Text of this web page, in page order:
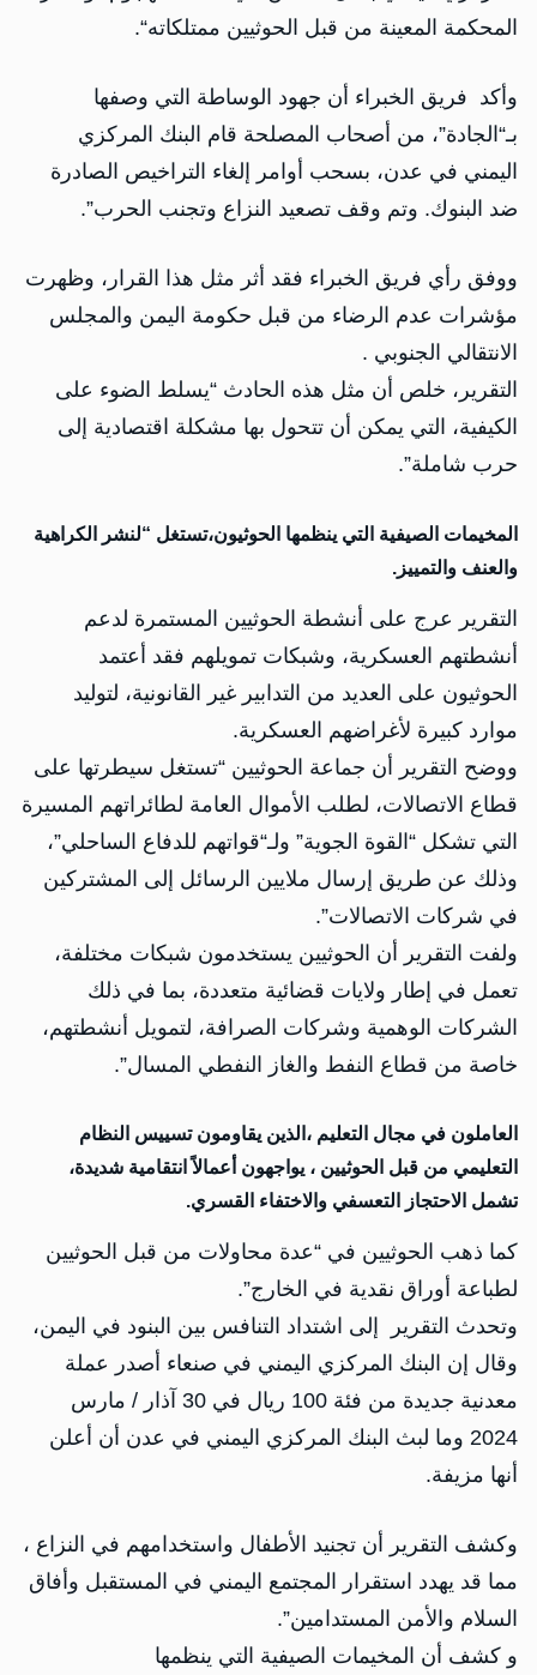
المحكمة المعينة من قبل الحوثيين ممتلكاته“.
وأكد فريق الخبراء أن جهود الوساطة التي وصفها
بـ“الجادة”، من أصحاب المصلحة قام البنك المركزي
اليمني في عدن، بسحب أوامر إلغاء التراخيص الصادرة
ضد البنوك. وتم وقف تصعيد النزاع وتجنب الحرب”.
ووفق رأي فريق الخبراء فقد أثر مثل هذا القرار، وظهرت
مؤشرات عدم الرضاء من قبل حكومة اليمن والمجلس
الانتقالي الجنوبي .
التقرير، خلص أن مثل هذه الحادث “يسلط الضوء على
الكيفية، التي يمكن أن تتحول بها مشكلة اقتصادية إلى
حرب شاملة”.
المخيمات الصيفية التي ينظمها الحوثيون،تستغل “لنشر الكراهية
والعنف والتمييز.
التقرير عرج على أنشطة الحوثيين المستمرة لدعم
أنشطتهم العسكرية، وشبكات تمويلهم فقد أعتمد
الحوثيون على العديد من التدابير غير القانونية، لتوليد
موارد كبيرة لأغراضهم العسكرية.
ووضح التقرير أن جماعة الحوثيين “تستغل سيطرتها على
قطاع الاتصالات، لطلب الأموال العامة لطائراتهم المسيرة
التي تشكل “القوة الجوية” ولـ“قواتهم للدفاع الساحلي”،
وذلك عن طريق إرسال ملايين الرسائل إلى المشتركين
في شركات الاتصالات”.
ولفت التقرير أن الحوثيين يستخدمون شبكات مختلفة،
تعمل في إطار ولايات قضائية متعددة، بما في ذلك
الشركات الوهمية وشركات الصرافة، لتمويل أنشطتهم،
خاصة من قطاع النفط والغاز النفطي المسال”.
العاملون في مجال التعليم ،الذين يقاومون تسييس النظام
التعليمي من قبل الحوثيين ، يواجهون أعمالاً انتقامية شديدة،
تشمل الاحتجاز التعسفي والاختفاء القسري.
كما ذهب الحوثيين في “عدة محاولات من قبل الحوثيين
لطباعة أوراق نقدية في الخارج”.
وتحدث التقرير إلى اشتداد التنافس بين البنود في اليمن،
وقال إن البنك المركزي اليمني في صنعاء أصدر عملة
معدنية جديدة من فئة 100 ريال في 30 آذار / مارس
2024 وما لبث البنك المركزي اليمني في عدن أن أعلن
أنها مزيفة.
وكشف التقرير أن تجنيد الأطفال واستخدامهم في النزاع ،
مما قد يهدد استقرار المجتمع اليمني في المستقبل وأفاق
السلام والأمن المستدامين”.
و كشف أن المخيمات الصيفية التي ينظمها